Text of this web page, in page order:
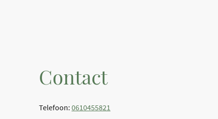
Contact
Telefoon: 0610455821